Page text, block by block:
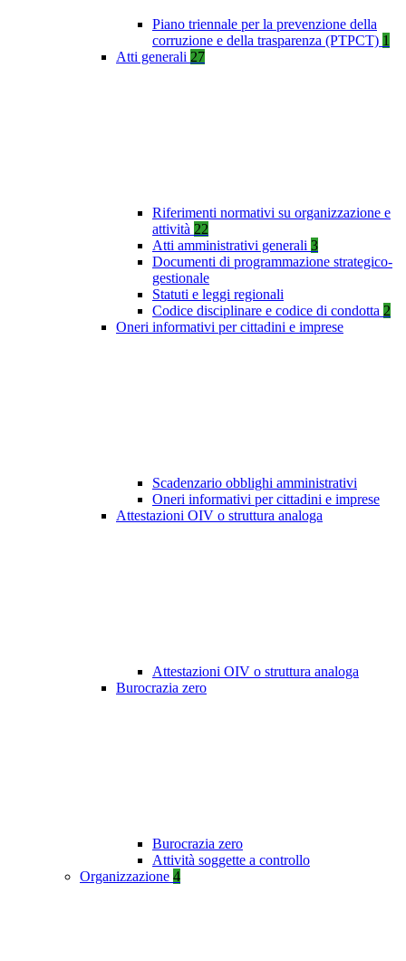
Piano triennale per la prevenzione della
corruzione e della trasparenza (PTPCT) 1
Atti generali 27
Riferimenti normativi su organizzazione e
attività 22
Atti amministrativi generali 3
Documenti di programmazione strategico-
gestionale
Statuti e leggi regionali
Codice disciplinare e codice di condotta 2
Oneri informativi per cittadini e imprese
Scadenzario obblighi amministrativi
Oneri informativi per cittadini e imprese
Attestazioni OIV o struttura analoga
Attestazioni OIV o struttura analoga
Burocrazia zero
Burocrazia zero
Attività soggette a controllo
Organizzazione 4